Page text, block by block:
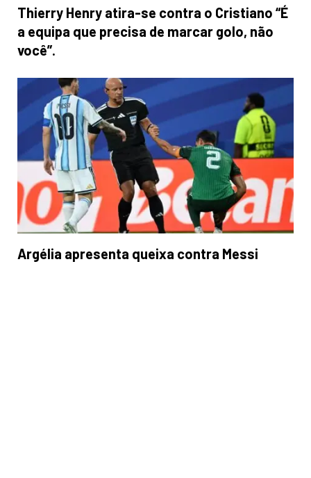
Thierry Henry atira-se contra o Cristiano “É
a equipa que precisa de marcar golo, não
você”.
Argélia apresenta queixa contra Messi